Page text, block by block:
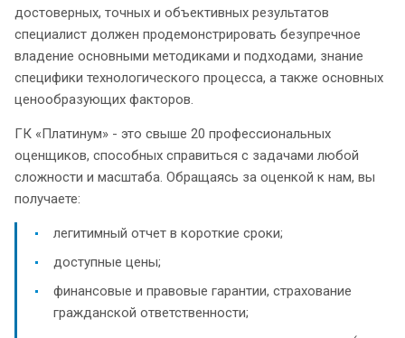
достоверных, точных и объективных результатов
специалист должен продемонстрировать безупречное
владение основными методиками и подходами, знание
специфики технологического процесса, а также основных
ценообразующих факторов.
ГК «Платинум» - это свыше 20 профессиональных
оценщиков, способных справиться с задачами любой
сложности и масштаба. Обращаясь за оценкой к нам, вы
получаете:
легитимный отчет в короткие сроки;
доступные цены;
финансовые и правовые гарантии, страхование
гражданской ответственности;